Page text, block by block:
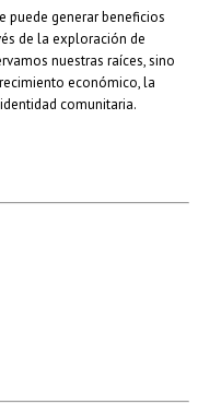
puede generar beneficios
de la exploración de
nuestras raíces, sino
económico, la
comunitaria.